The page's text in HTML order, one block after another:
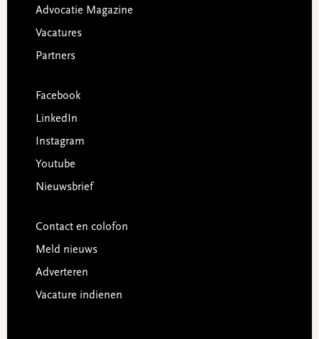
Advocatie Magazine
Vacatures
Partners
Facebook
LinkedIn
Instagram
Youtube
Nieuwsbrief
Contact en colofon
Meld nieuws
Adverteren
Vacature indienen